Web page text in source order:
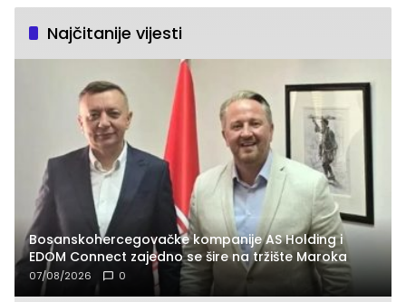
Najčitanije vijesti
Bosanskohercegovačke kompanije AS Holding i
EDOM Connect zajedno se šire na tržište Maroka
07/08/2026 0